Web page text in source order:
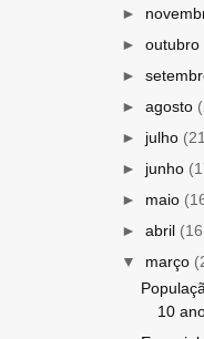
►
► outubro
►
► agosto
► julho
► junho
► maio
► abril
▼ março
10